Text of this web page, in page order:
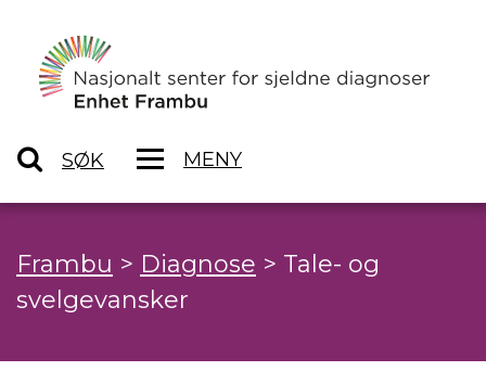
SØK MENY
Frambu > Diagnose > Tale- og
svelgevansker